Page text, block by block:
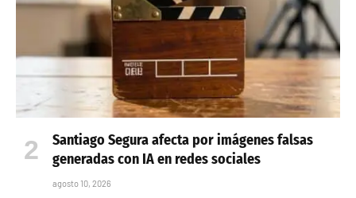
Santiago Segura afecta por imágenes falsas
generadas con IA en redes sociales
agosto 10, 2026